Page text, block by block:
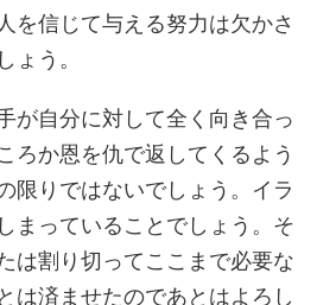
を信じて与える努力は欠かさ
ょう。
が自分に対して全く向き合っ
ろか恩を仇で返してくるよう
限りではないでしょう。イラ
まっていることでしょう。そ
は割り切ってここまで必要な
は済ませたのであとはよろし